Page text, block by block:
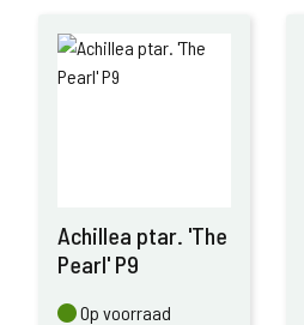
Achillea ptar. 'The
Pearl' P9
Op voorraad
Op voorraad